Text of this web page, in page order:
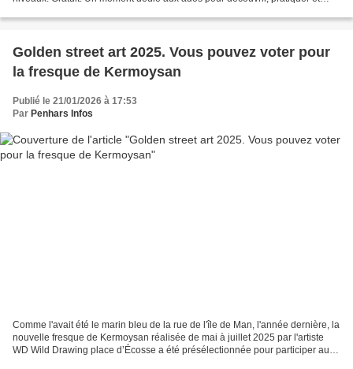
Golden street art 2025. Vous pouvez voter pour
la fresque de Kermoysan
Publié le 21/01/2026 à 17:53
Par Penhars Infos
Comme l'avait été le marin bleu de la rue de l'île de Man, l'année dernière, la
nouvelle fresque de Kermoysan réalisée de mai à juillet 2025 par l'artiste
WD Wild Drawing place d’Écosse a été présélectionnée pour participer au